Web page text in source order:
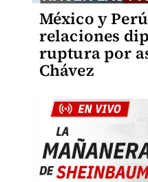
México y
relaciones
ruptura por
Chávez